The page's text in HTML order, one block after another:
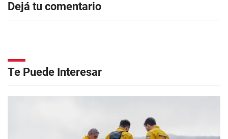
Dejá tu comentario
Te Puede Interesar